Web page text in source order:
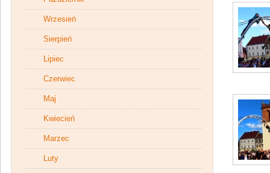
Wrzesień
Sierpień
Lipiec
Czerwiec
Maj
Kwiecień
Marzec
Luty